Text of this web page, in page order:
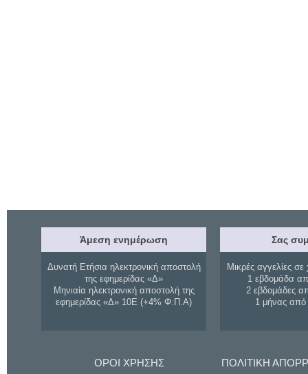
Άμεση ενημέρωση
Δυνατή Ετήσια ηλεκτρονική αποστολή
της εφημερίδας «Δ»
Μηνιαία ηλεκτρονική αποστολή της
εφημερίδας «Δ» 10Ε (+4% Φ.Π.Α)
Σας
Μικρές αγγελίες σε
1 εβδομάδα
2 εβδομάδες
1 μήνας
ΟΡΟΙ ΧΡΗΣΗΣ ΠΟΛΙΤΙΚΗ